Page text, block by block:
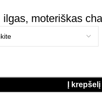
moteriškas
Į krepšelį